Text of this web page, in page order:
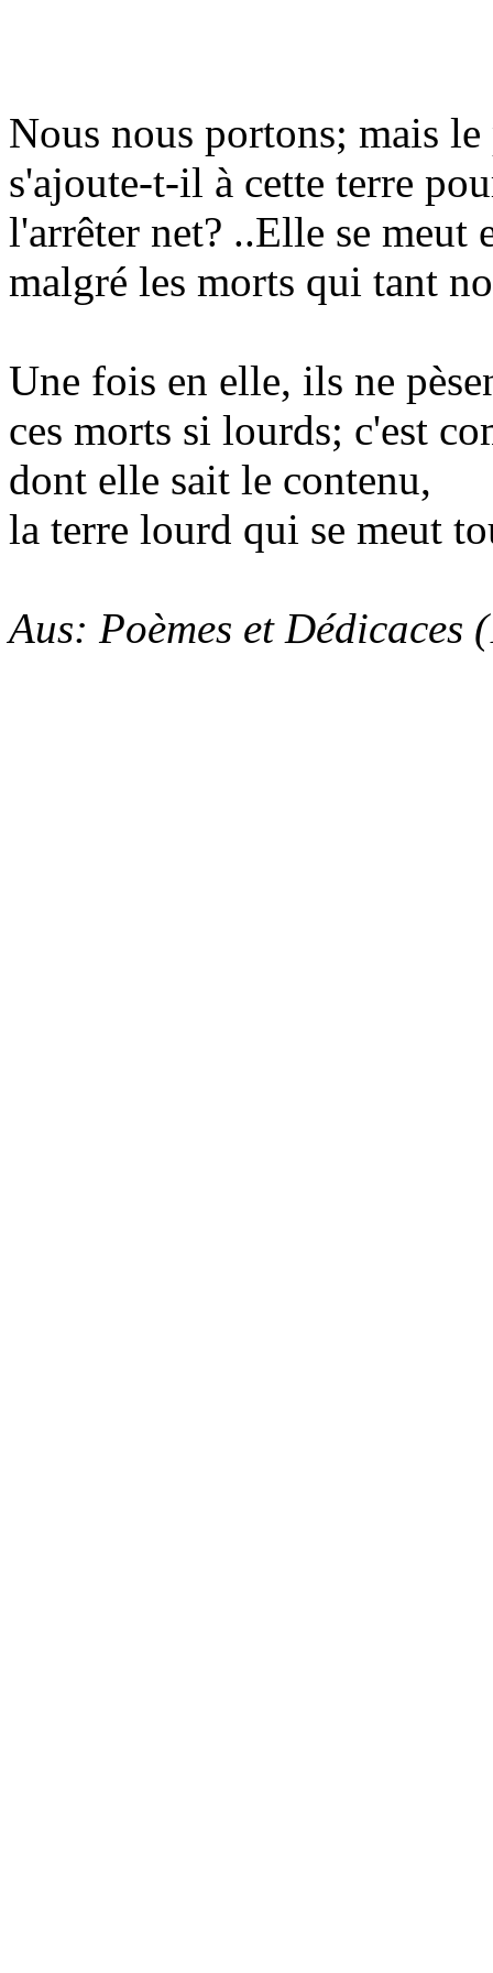
Nous nous portons; mais
s'ajoute-t-il à cette terre
l'arrêter net? ..Elle se meut
malgré les morts qui tant
Une fois en elle, ils ne
ces morts si lourds; c'est
dont elle sait le contenu,
la terre lourd qui se meut
Aus: Poèmes et Dédicaces